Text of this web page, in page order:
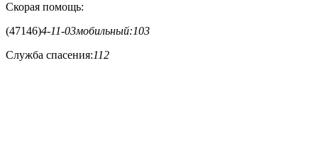
Скорая помощь:
(47146)4-11-03мобильный:103
Служба спасения:112